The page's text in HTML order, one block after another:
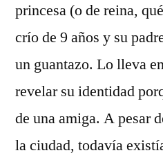
princesa (o de reina,
crío de 9 años y su
un guantazo. Lo lleva
revelar su identidad
de una amiga. A pesar
la ciudad, todavía